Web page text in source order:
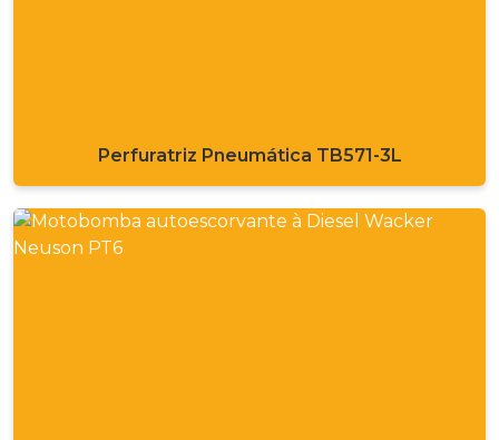
Perfuratriz Pneumática TB571-3L